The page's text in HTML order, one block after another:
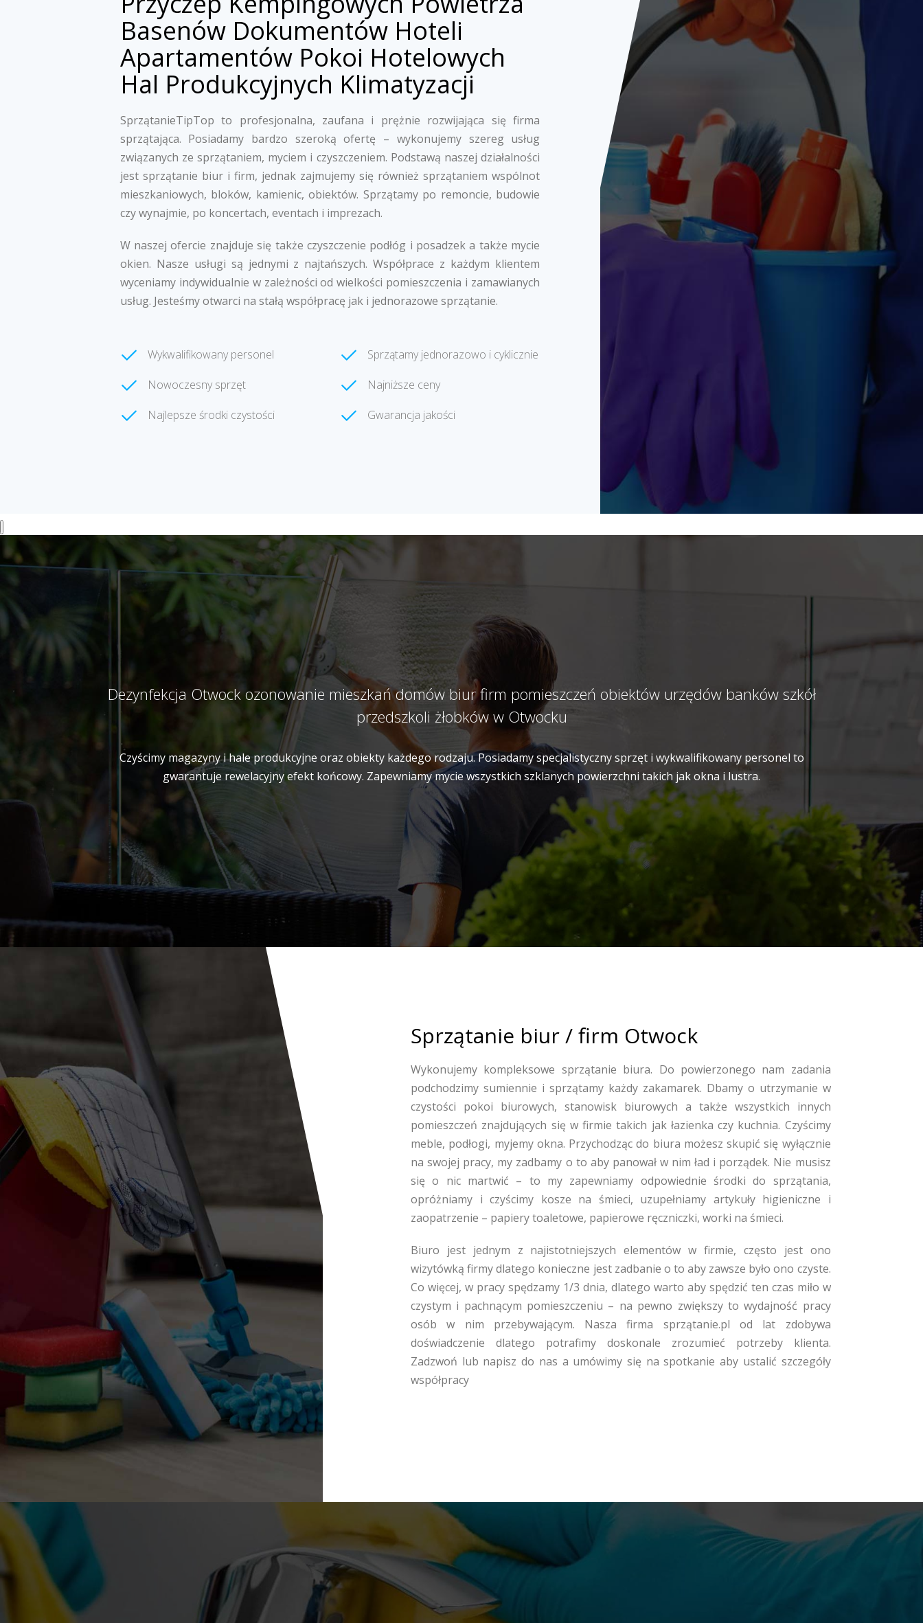
Basenów Dokumentów Hoteli
Apartamentów Pokoi Hotelowych
Hal Produkcyjnych Klimatyzacji
SprzątanieTipTop to profesjonalna, zaufana i prężnie rozwijająca się firma
sprzątająca. Posiadamy bardzo szeroką ofertę – wykonujemy szereg usług
związanych ze sprzątaniem, myciem i czyszczeniem. Podstawą naszej działalności
jest sprzątanie biur i firm, jednak zajmujemy się również sprzątaniem wspólnot
mieszkaniowych, bloków, kamienic, obiektów. Sprzątamy po remoncie, budowie
czy wynajmie, po koncertach, eventach i imprezach.
W naszej ofercie znajduje się także czyszczenie podłóg i posadzek a także mycie
okien. Nasze usługi są jednymi z najtańszych. Współprace z każdym klientem
wyceniamy indywidualnie w zależności od wielkości pomieszczenia i zamawianych
usług. Jesteśmy otwarci na stałą współpracę jak i jednorazowe sprzątanie.
Wykwalifikowany personel
Nowoczesny sprzęt
Najlepsze środki czystości
Sprzątamy jednorazowo i cyklicznie
Najniższe ceny
Gwarancja jakości
Dezynfekcja Otwock ozonowanie mieszkań domów biur firm pomieszczeń obiektów urzędów banków szkół
przedszkoli żłobków w Otwocku
Czyścimy magazyny i hale produkcyjne oraz obiekty każdego rodzaju. Posiadamy specjalistyczny sprzęt i wykwalifikowany personel to
gwarantuje rewelacyjny efekt końcowy. Zapewniamy mycie wszystkich szklanych powierzchni takich jak okna i lustra.
Sprzątanie biur / firm Otwock
Wykonujemy kompleksowe sprzątanie biura. Do powierzonego nam zadania
podchodzimy sumiennie i sprzątamy każdy zakamarek. Dbamy o utrzymanie w
czystości pokoi biurowych, stanowisk biurowych a także wszystkich innych
pomieszczeń znajdujących się w firmie takich jak łazienka czy kuchnia. Czyścimy
meble, podłogi, myjemy okna. Przychodząc do biura możesz skupić się wyłącznie
na swojej pracy, my zadbamy o to aby panował w nim ład i porządek. Nie musisz
się o nic martwić – to my zapewniamy odpowiednie środki do sprzątania,
opróżniamy i czyścimy kosze na śmieci, uzupełniamy artykuły higieniczne i
zaopatrzenie – papiery toaletowe, papierowe ręczniczki, worki na śmieci.
Biuro jest jednym z najistotniejszych elementów w firmie, często jest ono
wizytówką firmy dlatego konieczne jest zadbanie o to aby zawsze było ono czyste.
Co więcej, w pracy spędzamy 1/3 dnia, dlatego warto aby spędzić ten czas miło w
czystym i pachnącym pomieszczeniu – na pewno zwiększy to wydajność pracy
osób w nim przebywającym. Nasza firma sprzątanie.pl od lat zdobywa
doświadczenie dlatego potrafimy doskonale zrozumieć potrzeby klienta.
Zadzwoń lub napisz do nas a umówimy się na spotkanie aby ustalić szczegóły
współpracy